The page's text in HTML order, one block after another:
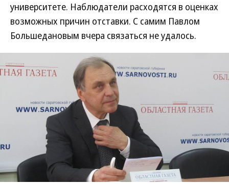
университете. Наблюдатели расходятся в оценках
возможных причин отставки. С самим Павлом
Большедановым вчера связаться не удалось.